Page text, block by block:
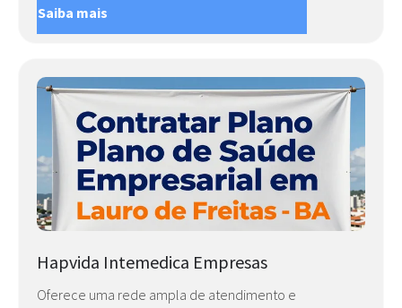
Saiba mais
Hapvida Intemedica Empresas
Oferece uma rede ampla de atendimento e